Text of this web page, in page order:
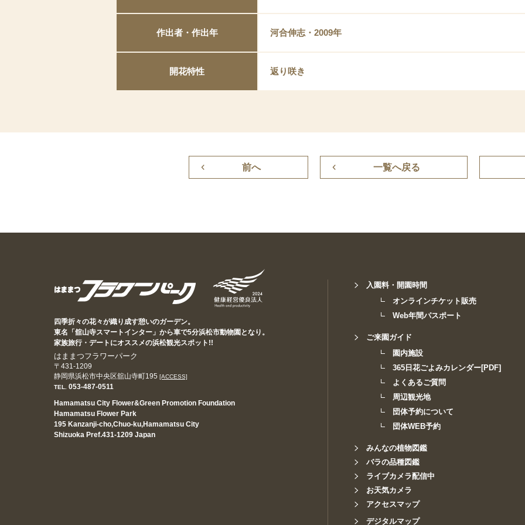
作出者・作出年 河合伸志・2009年
開花特性 返り咲き
前へ 一覧へ戻る
四季折々の花々が織り成す憩いのガーデン。
東名「舘山寺スマートインター」から車で5分浜松市動物園となり。
家族旅行・デートにオススメの浜松観光スポット!!
はままつフラワーパーク
〒431-1209
静岡県浜松市中央区舘山寺町195 [ACCESS]
TEL.
053-487-0511
Hamamatsu City Flower&Green Promotion Foundation
Hamamatsu Flower Park
195 Kanzanji-cho,Chuo-ku,Hamamatsu City
Shizuoka Pref.431-1209 Japan
入園料・開園時間
オンラインチケット販売
Web年間パスポート
ご来園ガイド
園内施設
365日花ごよみカレンダー[PDF]
よくあるご質問
周辺観光地
団体予約について
団体WEB予約
みんなの植物図鑑
バラの品種図鑑
ライブカメラ配信中
お天気カメラ
アクセスマップ
デジタルマップ